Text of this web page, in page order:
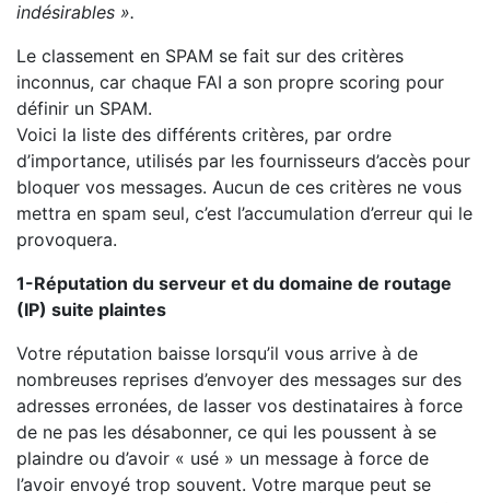
indésirables ».
Le classement en SPAM se fait sur des critères
inconnus, car chaque FAI a son propre scoring pour
définir un SPAM.
Voici la liste des différents critères, par ordre
d’importance, utilisés par les fournisseurs d’accès pour
bloquer vos messages. Aucun de ces critères ne vous
mettra en spam seul, c’est l’accumulation d’erreur qui le
provoquera.
1-Réputation du serveur et du domaine de routage
(IP) suite plaintes
Votre réputation baisse lorsqu’il vous arrive à de
nombreuses reprises d’envoyer des messages sur des
adresses erronées, de lasser vos destinataires à force
de ne pas les désabonner, ce qui les poussent à se
plaindre ou d’avoir « usé » un message à force de
l’avoir envoyé trop souvent. Votre marque peut se